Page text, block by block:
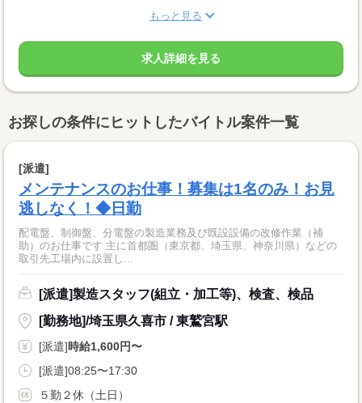
もっと見る
求人詳細を見る
お探しの条件にヒットしたバイトル案件一覧
[派遣]
メンテナンスのお仕事！募集は1名のみ！お見
逃しなく！◆日勤
配電盤、制御盤、分電盤の製造業務及び既設設備の改修作業（補
助）のお仕事です 主に首都圏（東京都、埼玉県、神奈川県）などの
取引先工場内に設置し...
[派遣]製造スタッフ(組立・加工等)、検査、検品
[勤務地]/埼玉県久喜市 / 東鷲宮駅
[派遣]時給1,600円〜
[派遣]08:25〜17:30
５勤２休（土日）